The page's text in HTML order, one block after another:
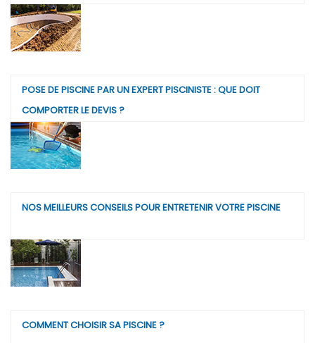
POSE DE PISCINE PAR UN EXPERT PISCINISTE : QUE DOIT
COMPORTER LE DEVIS ?
NOS MEILLEURS CONSEILS POUR ENTRETENIR VOTRE PISCINE
COMMENT CHOISIR SA PISCINE ?